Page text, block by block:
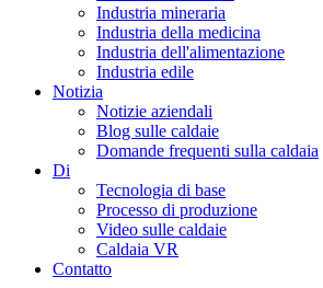
Industria mineraria
Industria della medicina
Industria dell'alimentazione
Industria edile
Notizia
Notizie aziendali
Blog sulle caldaie
Domande frequenti sulla caldaia
Di
Tecnologia di base
Processo di produzione
Video sulle caldaie
Caldaia VR
Contatto